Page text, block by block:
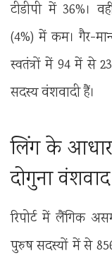
टीडीपी में 36%।
(4%) में कम। गैर-
स्वतंत्रों में 94 में से
सदस्य वंशवादी हैं।
लिंग के
दोगुना वंशवाद
रिपोर्ट में लैंगिक
पुरुष सदस्यों में से